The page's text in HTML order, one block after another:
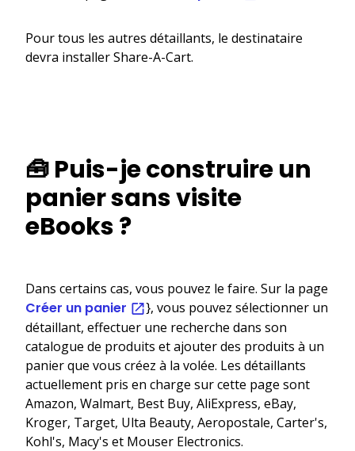
Pour tous les autres détaillants, le destinataire
devra installer Share-A-Cart.
🧰 Puis-je construire un
panier sans visite
eBooks ?
Dans certains cas, vous pouvez le faire. Sur la page
Créer un panier
}, vous pouvez sélectionner un
détaillant, effectuer une recherche dans son
catalogue de produits et ajouter des produits à un
panier que vous créez à la volée. Les détaillants
actuellement pris en charge sur cette page sont
Amazon, Walmart, Best Buy, AliExpress, eBay,
Kroger, Target, Ulta Beauty, Aeropostale, Carter's,
Kohl's, Macy's et Mouser Electronics.